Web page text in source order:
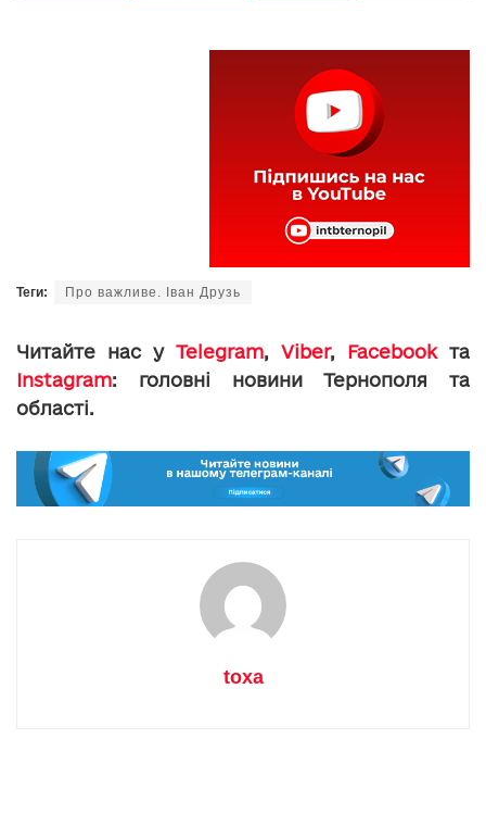
Теги: Про важливе. Іван Друзь
Читайте нас у Telegram, Viber, Facebookта
Instagram: головні новини Тернополя та
області.
toxa